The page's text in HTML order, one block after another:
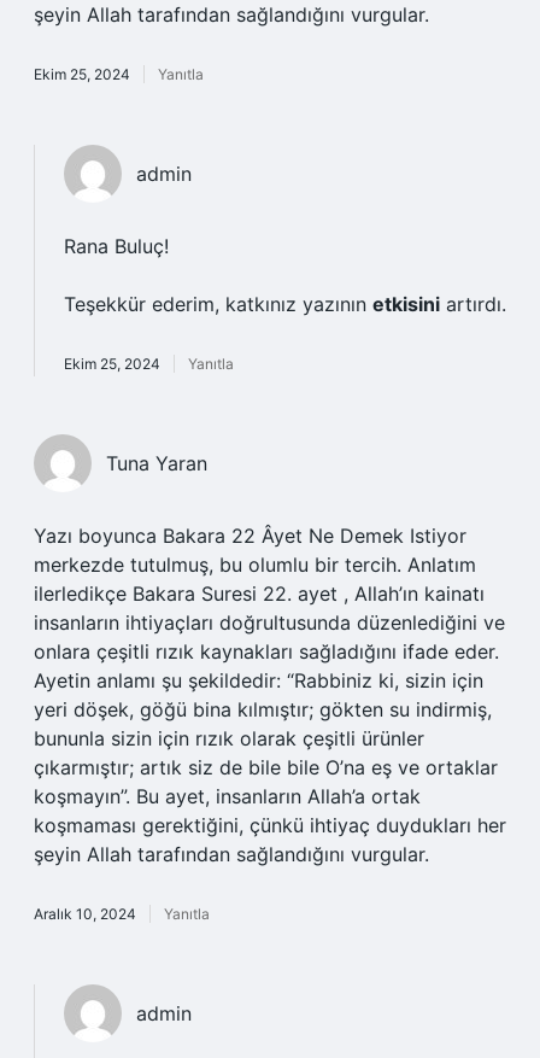
şeyin Allah tarafından sağlandığını vurgular.
Ekim 25, 2024 Yanıtla
admin
Rana Buluç!
Teşekkür ederim, katkınız yazının etkisini artırdı.
Ekim 25, 2024 Yanıtla
Tuna Yaran
Yazı boyunca Bakara 22 Âyet Ne Demek Istiyor
merkezde tutulmuş, bu olumlu bir tercih. Anlatım
ilerledikçe Bakara Suresi 22. ayet , Allah’ın kainatı
insanların ihtiyaçları doğrultusunda düzenlediğini ve
onlara çeşitli rızık kaynakları sağladığını ifade eder.
Ayetin anlamı şu şekildedir: “Rabbiniz ki, sizin için
yeri döşek, göğü bina kılmıştır; gökten su indirmiş,
bununla sizin için rızık olarak çeşitli ürünler
çıkarmıştır; artık siz de bile bile O’na eş ve ortaklar
koşmayın”. Bu ayet, insanların Allah’a ortak
koşmaması gerektiğini, çünkü ihtiyaç duydukları her
şeyin Allah tarafından sağlandığını vurgular.
Aralık 10, 2024 Yanıtla
admin